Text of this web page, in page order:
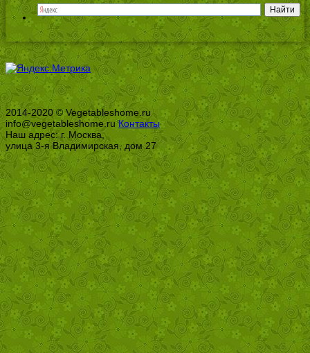
2014-2020 © Vegetableshome.ru
info@vegetableshome.ruКонтакты
Наш адрес: г. Москва,
улица 3-я Владимирская, дом 27